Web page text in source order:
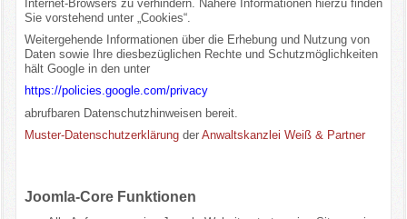
Internet-Browsers zu verhindern. Nähere Informationen hierzu finden
Sie vorstehend unter „Cookies“.
Weitergehende Informationen über die Erhebung und Nutzung von
Daten sowie Ihre diesbezüglichen Rechte und Schutzmöglichkeiten
hält Google in den unter
https://policies.google.com/privacy
abrufbaren Datenschutzhinweisen bereit.
Muster-Datenschutzerklärungder Anwaltskanzlei Weiß & Partner
Joomla-Core Funktionen